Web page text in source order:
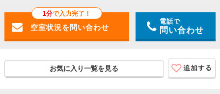
1分で入力完了！
電話で
問い合わせ
お気に入り一覧を見る